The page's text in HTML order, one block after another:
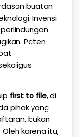
buatan
Invensi
Paten
first to file, di
pihak yang
bukan
karena itu,